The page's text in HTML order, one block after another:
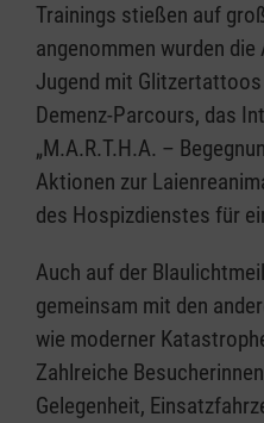
Trainings stießen auf
angenommen wurden
Jugend mit
Demenz-Parcours, das
„M.A.R.T.H.A. –
Aktionen zur
des Hospizdienstes für
Auch auf der
gemeinsam mit den
wie moderner
Zahlreiche
Gelegenheit,